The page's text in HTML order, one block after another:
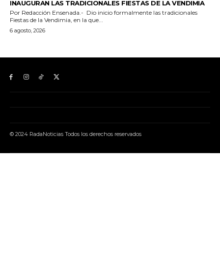
© 2024 RadaNoticias Todos los derechos reservados